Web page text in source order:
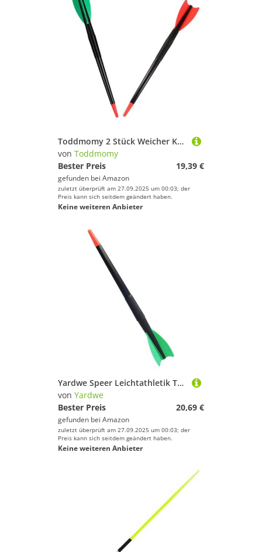
Toddmomy 2 Stück Weicher Kunststoff Wurfspeer für Leichtathletik Trainingsgerät Sicherer Speerwurf für Anfänger und Fortgeschrittene Wettkampf Schultraining
von Toddmomy
Bester Preis
19,39 €
gefunden bei Amazon
zuletzt überprüft am 27.09.2025 um 00:03; der
Preis kann sich seitdem geändert haben.
Keine weiteren Anbieter
Yardwe Speer Leichtathletik Training 250 g Trainingsspeer für Wettkampf Wurfübungen
von Yardwe
Bester Preis
20,69 €
gefunden bei Amazon
zuletzt überprüft am 27.09.2025 um 00:03; der
Preis kann sich seitdem geändert haben.
Keine weiteren Anbieter